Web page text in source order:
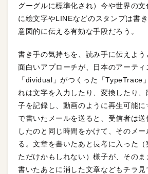
グーグルに標準化され）今や世界の
に絵文字やLINEなどのスタンプは書
意図的に伝える有効な手段だろう。
書き手の気持ちを、読み手に伝えよ
面白いアプローチが、日本のアーティ
「dividual」がつくった「TypeTrace
れは文字を入力したり、変換したり、
子を記録し、動画のように再生可能
で書いたメールを送ると、受信者は
したのと同じ時間をかけて、そのメ
る。文章を書いたあと長考に入った（
ただけかもしれない）様子が、その
書いたあとに消した文章などもチラ見